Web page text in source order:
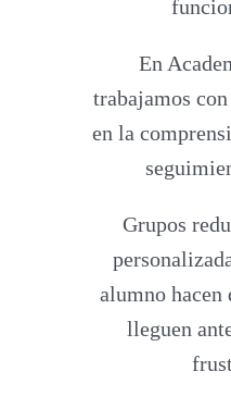
En
trabajamos
en la
Grupos
alumno hacen
lleguen